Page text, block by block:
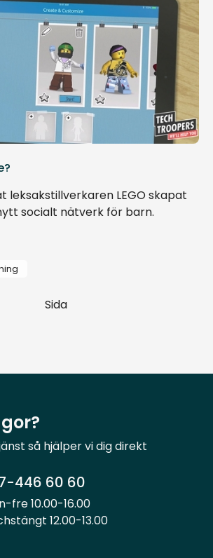
leksakstillverkaren LEGO skapat
socialt nätverk för barn.
Sida
så hjälper vi dig direkt
446 60 60
fre 10.00-16.00
12.00-13.00